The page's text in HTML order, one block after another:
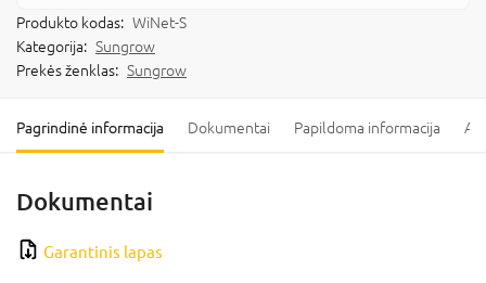
Produkto kodas: WiNet-S
Kategorija: Sungrow
Prekės ženklas: Sungrow
Pagrindinė informacija Dokumentai Papildoma informacija
Dokumentai
Garantinis lapas